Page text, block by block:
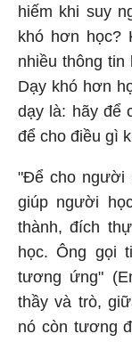
hiếm khi suy
khó hơn học?
nhiều thông
Dạy khó hơn
dạy là: hãy để
để cho điều gì
"Để cho người
giúp người
thành, đích
học. Ông gọi
tương ứng"
thầy và trò,
nó còn tương